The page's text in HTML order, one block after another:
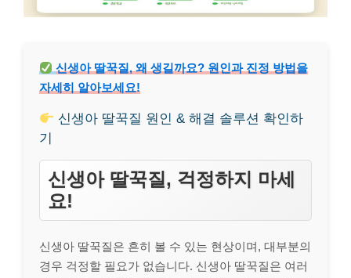
신생아 딸꾹질, 왜 생길까요? 원인과 진정 방법을
자세히 알아보세요!
신생아 딸꾹질 원인 & 해결 솔루션 확인하
기
신생아 딸꾹질, 걱정하지 마세
요!
신생아 딸꾹질은 흔히 볼 수 있는 현상이며, 대부분의
경우 걱정할 필요가 없습니다. 신생아 딸꾹질은 여러